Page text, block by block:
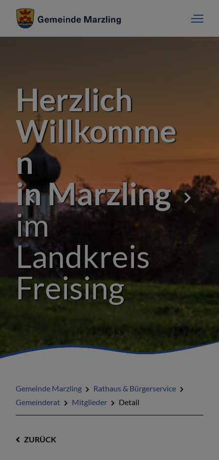
Herzlich
Willkomme
n
in Marzling
im
Landkreis
Freising
Gemeinde Marzling
Rathaus & Bürgerservice
Gemeinderat
Mitglieder Detail
ZURÜCK